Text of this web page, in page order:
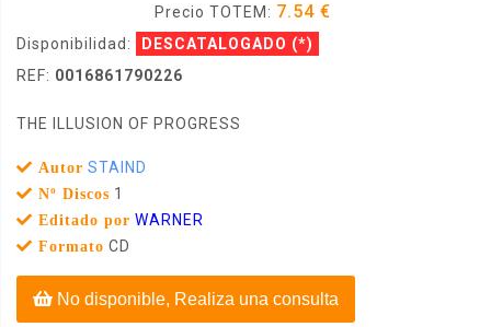
Precio TOTEM: 7.54 €
Disponibilidad: DESCATALOGADO (*)
REF: 0016861790226
THE ILLUSION OF PROGRESS
Autor STAIND
Nº Discos 1
Editado por WARNER
Formato CD
No disponible, Realiza una consulta